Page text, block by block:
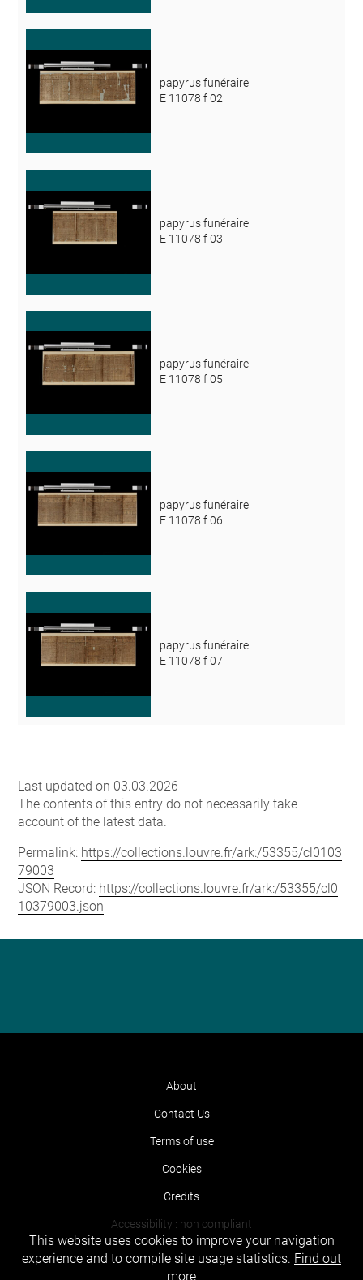
papyrus funéraire
E 11078 f 02
papyrus funéraire
E 11078 f 03
papyrus funéraire
E 11078 f 05
papyrus funéraire
E 11078 f 06
papyrus funéraire
E 11078 f 07
Last updated on 03.03.2026
The contents of this entry do not necessarily take
account of the latest data.
Permalink: https://collections.louvre.fr/ark:/53355/cl0103
79003
JSON Record: https://collections.louvre.fr/ark:/53355/cl0
10379003.json
About
Contact Us
Terms of use
Cookies
Credits
Accessibility : non compliant
This website uses cookies to improve your navigation
experience and to compile site usage statistics. Find out
more